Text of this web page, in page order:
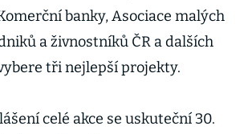
banky, Asociace malých
a živnostníků ČR a dalších
tři nejlepší projekty.
celé akce se uskuteční 30.